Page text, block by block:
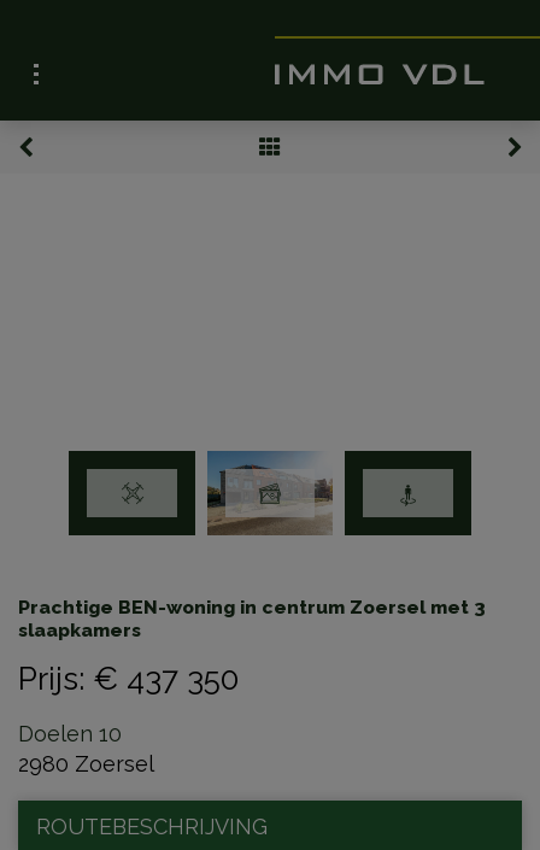
Prachtige BEN-woning in centrum Zoersel met 3
slaapkamers
Prijs: € 437 350
Doelen 10
2980 Zoersel
ROUTEBESCHRIJVING